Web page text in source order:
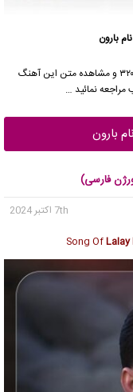
بارون
با کیفیت ۱۲۸ و ۳۲۰ و مشاهده متن این آهنگ
نمائید …
بارون
فارسی)
7th اکتبر 2024
Song OfLalay